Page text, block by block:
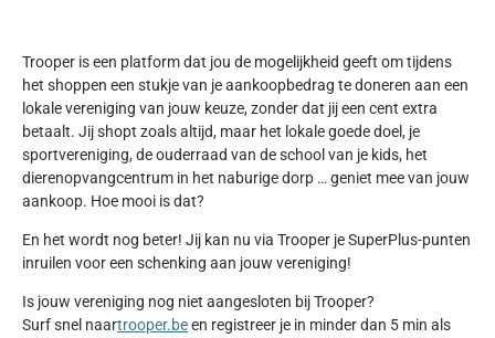
Trooper is een platform dat jou de mogelijkheid geeft om tijdens
het shoppen een stukje van je aankoopbedrag te doneren aan een
lokale vereniging van jouw keuze, zonder dat jij een cent extra
betaalt. Jij shopt zoals altijd, maar het lokale goede doel, je
sportvereniging, de ouderraad van de school van je kids, het
dierenopvangcentrum in het naburige dorp … geniet mee van jouw
aankoop. Hoe mooi is dat?
En het wordt nog beter! Jij kan nu via Trooper je SuperPlus-punten
inruilen voor een schenking aan jouw vereniging!
Is jouw vereniging nog niet aangesloten bij Trooper?
Surf snel naartrooper.been registreer je in minder dan 5 min als